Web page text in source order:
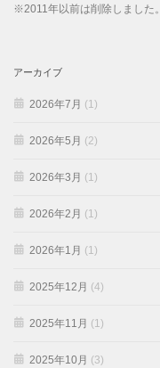
※2011年以前は削除しました。
アーカイブ
2026年7月 (1)
2026年5月 (2)
2026年3月 (1)
2026年2月 (1)
2026年1月 (1)
2025年12月 (4)
2025年11月 (1)
2025年10月 (3)